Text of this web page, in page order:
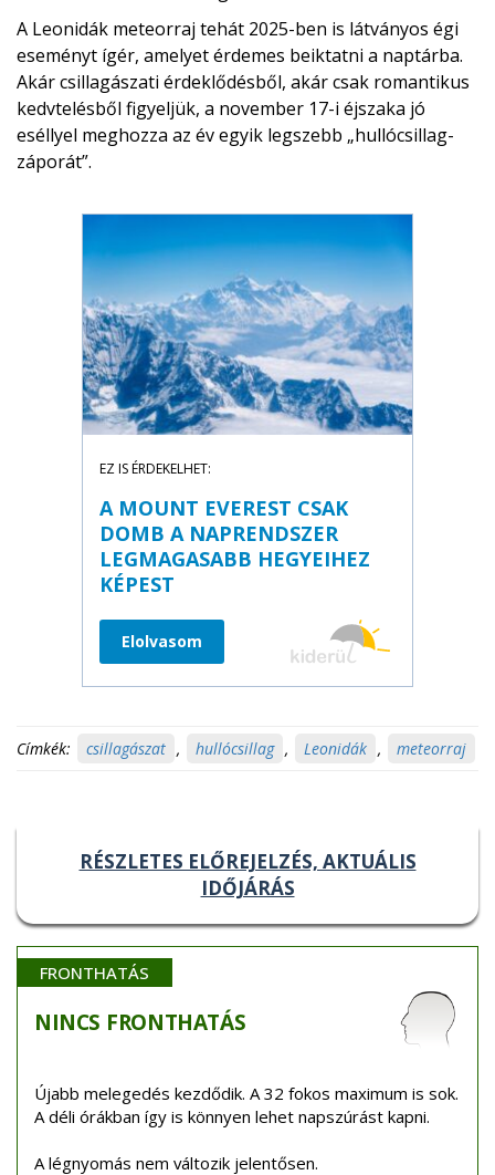
A Leonidák meteorraj tehát 2025-ben is látványos égi
eseményt ígér, amelyet érdemes beiktatni a naptárba.
Akár csillagászati érdeklődésből, akár csak romantikus
kedvtelésből figyeljük, a november 17-i éjszaka jó
eséllyel meghozza az év egyik legszebb „hullócsillag-
záporát”.
EZ IS ÉRDEKELHET:
A MOUNT EVEREST CSAK
DOMB A NAPRENDSZER
LEGMAGASABB HEGYEIHEZ
KÉPEST
Elolvasom
Címkék: csillagászat , hullócsillag , Leonidák , meteorraj
RÉSZLETES ELŐREJELZÉS, AKTUÁLIS
IDŐJÁRÁS
FRONTHATÁS
NINCS FRONTHATÁS
Újabb melegedés kezdődik. A 32 fokos maximum is sok.
A déli órákban így is könnyen lehet napszúrást kapni.
A légnyomás nem változik jelentősen.